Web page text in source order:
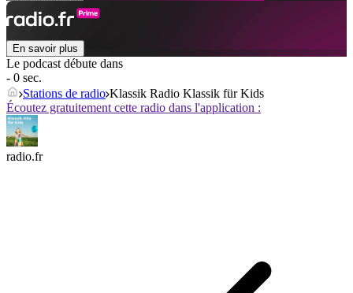
En savoir plus
Le podcast débute dans
- 0 sec.
Stations de radio Klassik Radio Klassik für Kids
Écoutez gratuitement cette radio dans l'application :
radio.fr